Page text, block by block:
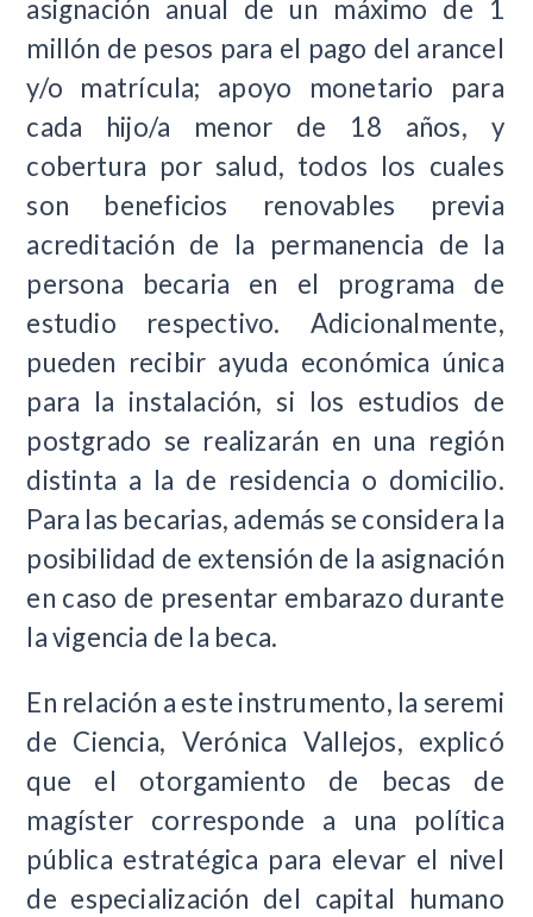
asignación anual de un máximo de 1
millón de pesos para el pago del arancel
y/o matrícula; apoyo monetario para
cada hijo/a menor de 18 años, y
cobertura por salud, todos los cuales
son beneficios renovables previa
acreditación de la permanencia de la
persona becaria en el programa de
estudio respectivo. Adicionalmente,
pueden recibir ayuda económica única
para la instalación, si los estudios de
postgrado se realizarán en una región
distinta a la de residencia o domicilio.
Para las becarias, además se considera la
posibilidad de extensión de la asignación
en caso de presentar embarazo durante
la vigencia de la beca.
En relación a este instrumento, la seremi
de Ciencia, Verónica Vallejos, explicó
que el otorgamiento de becas de
magíster corresponde a una política
pública estratégica para elevar el nivel
de especialización del capital humano